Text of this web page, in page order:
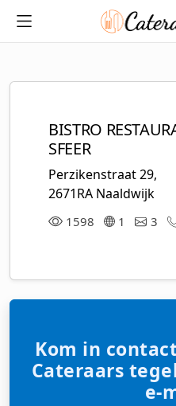
BISTRO
SFEER
Perzikenstraat 29,
2671RA Naaldwijk
1598 1 3
Kom in
Cateraars
e-